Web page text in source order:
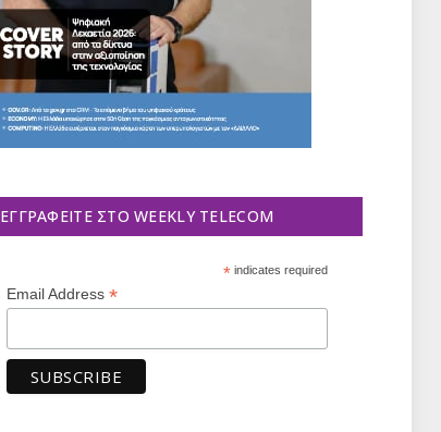
ΕΓΓΡΑΦΕΊΤΕ ΣΤΟ WEEKLY TELECOM
*indicates required
Email Address *